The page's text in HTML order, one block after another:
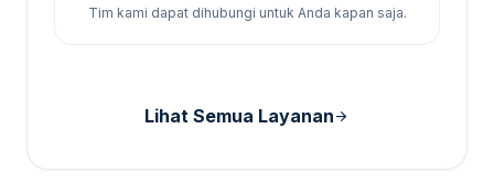
Tim kami dapat dihubungi untuk Anda kapan saja.
Lihat Semua Layananarrow_forward